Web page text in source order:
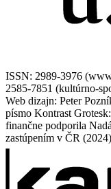
ISSN: 2989-3976
2585-7851 (kultúrno-
Web dizajn: Peter
písmo Kontrast
finančne podporila
zastúpením v ČR (2024)